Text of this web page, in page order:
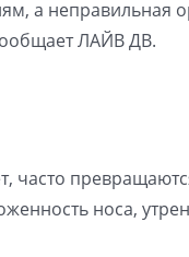
а неправильная
ЛАЙВ ДВ.
часто
носа,